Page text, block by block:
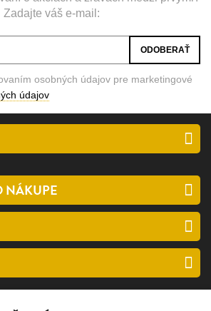
Zadajte váš e-mail:
osobných údajov pre marketingové
údajov
NÁKUPE